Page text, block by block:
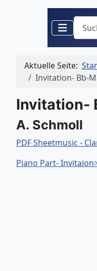
Suchen
Aktuelle Seite:
Invitation- Bb-
Invitation-
A. Schmoll
PDF Sheetmusic -
Piano Part-